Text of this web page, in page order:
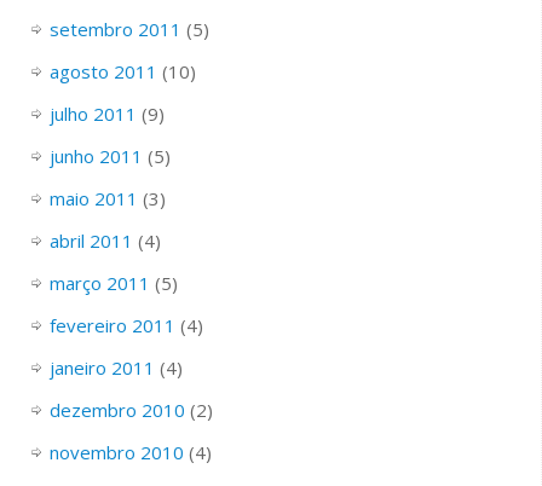
setembro 2011 (5)
agosto 2011 (10)
julho 2011 (9)
junho 2011 (5)
maio 2011 (3)
abril 2011 (4)
março 2011 (5)
fevereiro 2011 (4)
janeiro 2011 (4)
dezembro 2010 (2)
novembro 2010 (4)